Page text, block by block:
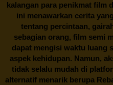
kalangan para penikmat film
ini menawarkan cerita
tentang percintaan,
sebagian orang, film semi
dapat mengisi waktu luang
aspek kehidupan. Namun,
tidak selalu mudah di
alternatif menarik berupa